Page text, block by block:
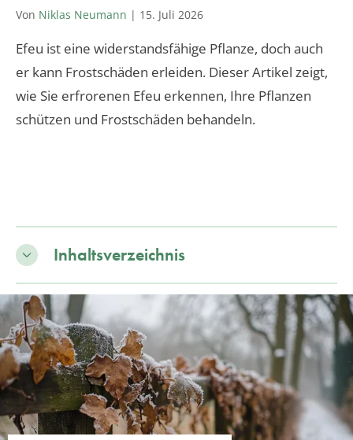
Von Niklas Neumann | 15. Juli 2026
Efeu ist eine widerstandsfähige Pflanze, doch auch
er kann Frostschäden erleiden. Dieser Artikel zeigt,
wie Sie erfrorenen Efeu erkennen, Ihre Pflanzen
schützen und Frostschäden behandeln.
Inhaltsverzeichnis